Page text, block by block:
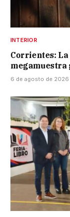
INTERIOR
Corrientes: La
6 de agosto de 2026